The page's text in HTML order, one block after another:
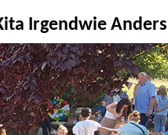
Irgendwie Anders